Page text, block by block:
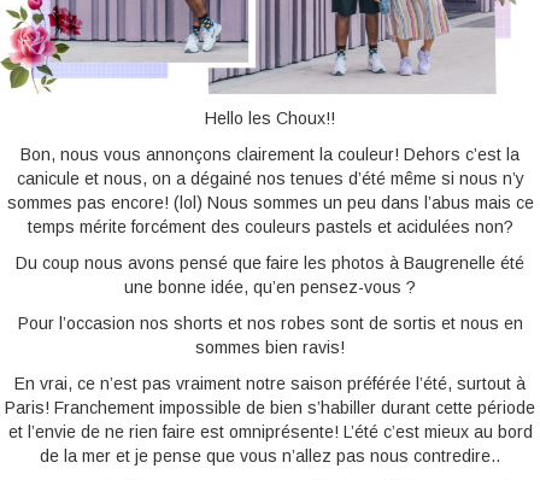
Hello les Choux!!
Bon, nous vous annonçons clairement la couleur! Dehors c’est la
canicule et nous, on a dégainé nos tenues d’été même si nous n’y
sommes pas encore! (lol) Nous sommes un peu dans l’abus mais ce
temps mérite forcément des couleurs pastels et acidulées non?
Du coup nous avons pensé que faire les photos à Baugrenelle été
une bonne idée, qu’en pensez-vous ?
Pour l’occasion nos shorts et nos robes sont de sortis et nous en
sommes bien ravis!
En vrai, ce n’est pas vraiment notre saison préférée l’été, surtout à
Paris! Franchement impossible de bien s’habiller durant cette période
et l’envie de ne rien faire est omniprésente! L’été c’est mieux au bord
de la mer et je pense que vous n’allez pas nous contredire..